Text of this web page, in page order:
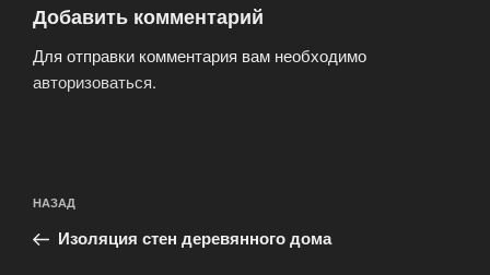
Добавить комментарий
Для отправки комментария вам необходимо
авторизоваться.
по
записям
Предыдущая
запись:
НАЗАД
Изоляция стен деревянного дома